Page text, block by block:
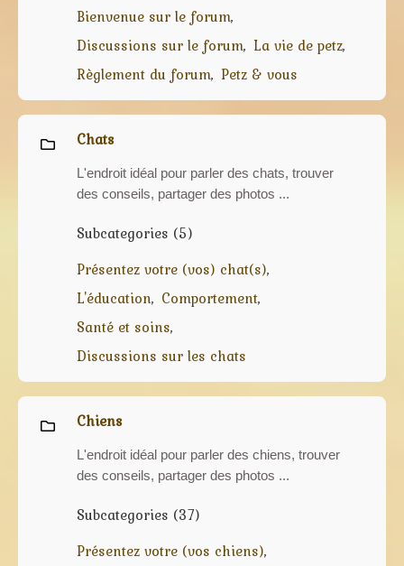
Bienvenue sur le forum
Discussions sur le forum La vie de petz
Règlement du forum Petz & vous
Chats
L'endroit idéal pour parler des chats, trouver
des conseils, partager des photos ...
Subcategories (5)
Présentez votre (vos) chat(s)
L'éducation Comportement
Santé et soins
Discussions sur les chats
Chiens
L'endroit idéal pour parler des chiens, trouver
des conseils, partager des photos ...
Subcategories (37)
Présentez votre (vos chiens)